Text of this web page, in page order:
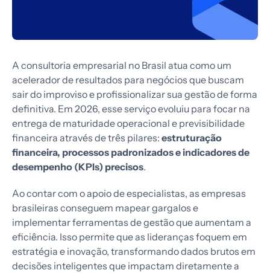
A consultoria empresarial no Brasil atua como um
acelerador de resultados para negócios que buscam
sair do improviso e profissionalizar sua gestão de forma
definitiva. Em 2026, esse serviço evoluiu para focar na
entrega de maturidade operacional e previsibilidade
financeira através de três pilares: estruturação
financeira, processos padronizados e indicadores de
desempenho (KPIs) precisos.
Ao contar com o apoio de especialistas, as empresas
brasileiras conseguem mapear gargalos e
implementar ferramentas de gestão que aumentam a
eficiência. Isso permite que as lideranças foquem em
estratégia e inovação, transformando dados brutos em
decisões inteligentes que impactam diretamente a